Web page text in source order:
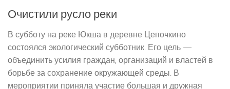
Очистили русло реки
В субботу на реке Юкша в деревне Цепочкино
состоялся экологический субботник. Его цель —
объединить усилия граждан, организаций и властей в
борьбе за сохранение окружающей среды. В
мероприятии приняла участие большая и дружная